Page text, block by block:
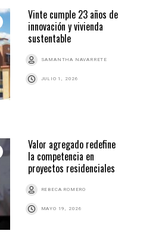
Vinte cumple 23 años de
innovación y vivienda
sustentable
SAMANTHA NAVARRETE
JULIO 1, 2026
Valor agregado redefine
la competencia en
proyectos residenciales
REBECA ROMERO
MAYO 19, 2026